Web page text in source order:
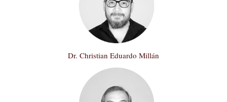
Dr. Christian Eduardo Millán